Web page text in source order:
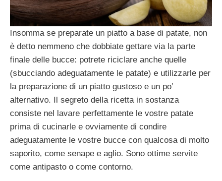
Insomma se preparate un piatto a base di patate, non
è detto nemmeno che dobbiate gettare via la parte
finale delle bucce: potrete riciclare anche quelle
(sbucciando adeguatamente le patate) e utilizzarle per
la preparazione di un piatto gustoso e un po’
alternativo. Il segreto della ricetta in sostanza
consiste nel lavare perfettamente le vostre patate
prima di cucinarle e ovviamente di condire
adeguatamente le vostre bucce con qualcosa di molto
saporito, come senape e aglio. Sono ottime servite
come antipasto o come contorno.